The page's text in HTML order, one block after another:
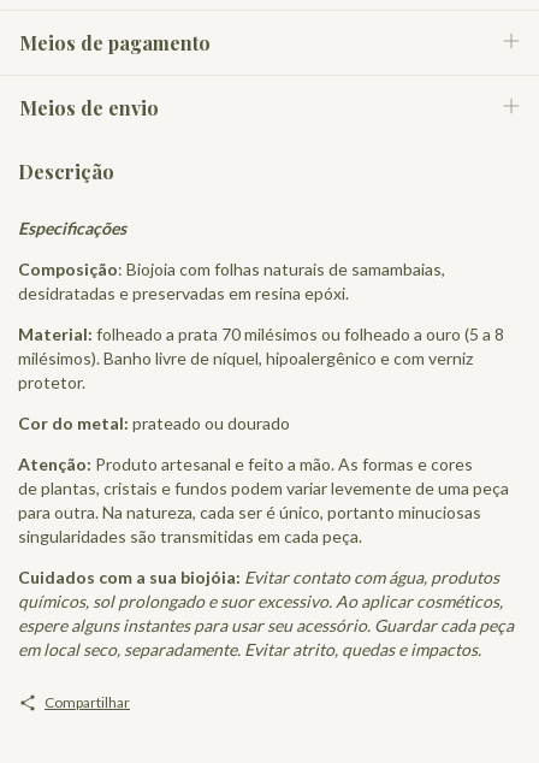
Meios de pagamento
Meios de envio
Descrição
Especificações
Composição: Biojoia com folhas naturais de samambaias,
desidratadas e preservadas em resina epóxi.
Material: folheado a prata 70 milésimos ou folheado a ouro (5 a 8
milésimos). Banho livre de níquel, hipoalergênico e com verniz
protetor.
Cor do metal: prateado ou dourado
Atenção: Produto artesanal e feito a mão. As formas e cores
de plantas, cristais e fundos podem variar levemente de uma peça
para outra. Na natureza, cada ser é único, portanto minuciosas
singularidades são transmitidas em cada peça.
Cuidados com a sua biojóia: Evitar contato com água, produtos
químicos, sol prolongado e suor excessivo. Ao aplicar cosméticos,
espere alguns instantes para usar seu acessório. Guardar cada peça
em local seco, separadamente. Evitar atrito, quedas e impactos.
Compartilhar